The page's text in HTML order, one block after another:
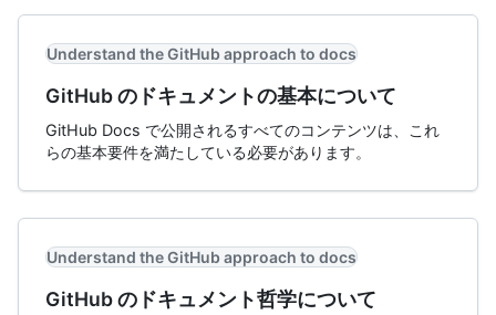
Understand the GitHub approach to docs
GitHub のドキュメントの基本について
GitHub Docs で公開されるすべてのコンテンツは、これ
らの基本要件を満たしている必要があります。
Understand the GitHub approach to docs
GitHub のドキュメント哲学について